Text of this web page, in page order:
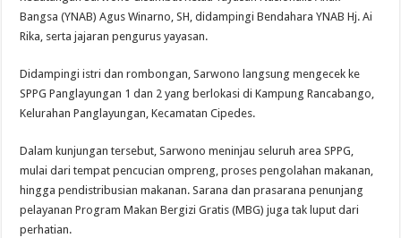
Bangsa (YNAB) Agus Winarno, SH, didampingi Bendahara YNAB Hj. Ai
Rika, serta jajaran pengurus yayasan.
Didampingi istri dan rombongan, Sarwono langsung mengecek ke
SPPG Panglayungan 1 dan 2 yang berlokasi di Kampung Rancabango,
Kelurahan Panglayungan, Kecamatan Cipedes.
Dalam kunjungan tersebut, Sarwono meninjau seluruh area SPPG,
mulai dari tempat pencucian ompreng, proses pengolahan makanan,
hingga pendistribusian makanan. Sarana dan prasarana penunjang
pelayanan Program Makan Bergizi Gratis (MBG) juga tak luput dari
perhatian.